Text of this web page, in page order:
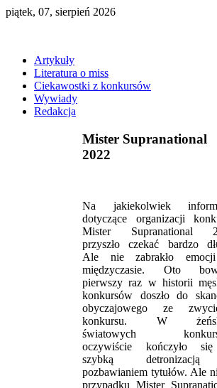
piątek, 07, sierpień 2026
Artykuły
Literatura o miss
Ciekawostki z konkursów
Wywiady
Redakcja
Mister Supranational
2022
Na jakiekolwiek
dotyczące organizacji
Mister Supranational
przyszło czekać bardzo
Ale nie zabrakło
międzyczasie. Oto
pierwszy raz w historii
konkursów doszło do
obyczajowego ze
konkursu. W
światowych
oczywiście kończyło
szybką
pozbawianiem tytułów. Ale
przypadku Mister